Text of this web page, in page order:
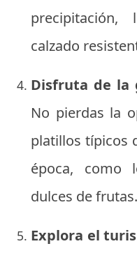
calzado
Disfruta de la
No pierdas la
platillos típicos
época, como
dulces de frutas.
Explora el